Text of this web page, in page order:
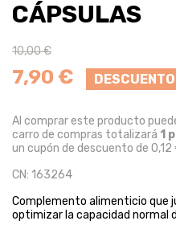
CÁPSULAS
10,00 €
7,90 €
Al comprar este producto
carro de compras totalizará 1
un cupón de descuento de 0,12
CN: 163264
Complemento alimenticio que
optimizar la capacidad normal